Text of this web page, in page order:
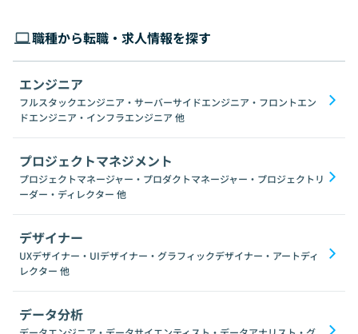
職種から転職・求人情報を探す
エンジニア
フルスタックエンジニア・サーバーサイドエンジニア・フロントエン
ドエンジニア・インフラエンジニア 他
プロジェクトマネジメント
プロジェクトマネージャー・プロダクトマネージャー・プロジェクトリ
ーダー・ディレクター 他
デザイナー
UXデザイナー・UIデザイナー・グラフィックデザイナー・アートディ
レクター 他
データ分析